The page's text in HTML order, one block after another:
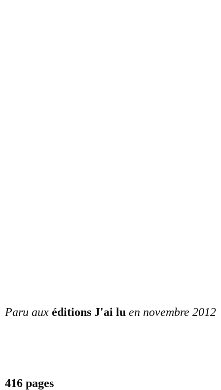
Paru aux éditions J'ai lu en novembre 2012
416 pages